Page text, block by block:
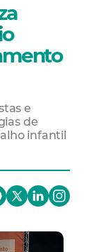
e
de
infantil